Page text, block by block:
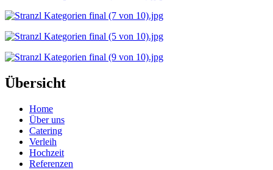
Übersicht
Home
Über uns
Catering
Verleih
Hochzeit
Referenzen